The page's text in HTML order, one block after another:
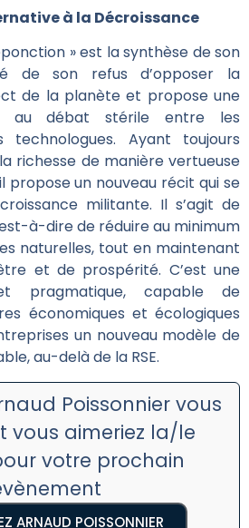
à la Décroissance
» est la synthèse de son
de son refus d’opposer la
de la planète et propose une
au débat stérile entre les
Ayant toujours
richesse de manière vertueuse
propose un nouveau récit qui se
militante. Il s’agit de
à-dire de réduire au minimum
naturelles, tout en maintenant
et de prospérité. C’est une
pragmatique, capable de
économiques et écologiques
un nouveau modèle de
au-delà de la RSE.
Poissonnier vous
vous aimeriez la/le
votre prochain
ARNAUD POISSONNIER